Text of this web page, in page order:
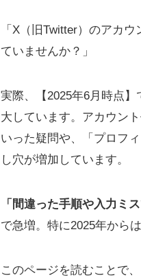
「X（旧Twitter）のアカ
ていませんか？」
実際、【2025年6月時点
大しています。アカウン
いった疑問や、「プロフ
し穴が増加しています。
「間違った手順や入力ミ
で急増。特に2025年から
このページを読むことで、